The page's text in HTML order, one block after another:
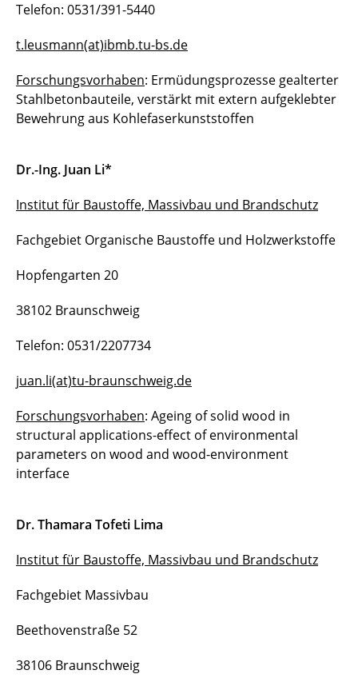
Telefon: 0531/391-5440
t.leusmann(at)ibmb.tu-bs.de
Forschungsvorhaben: Ermüdungsprozesse gealterter
Stahlbetonbauteile, verstärkt mit extern aufgeklebter
Bewehrung aus Kohlefaserkunststoffen
Dr.-Ing. Juan Li*
Institut für Baustoffe, Massivbau und Brandschutz
Fachgebiet Organische Baustoffe und Holzwerkstoffe
Hopfengarten 20
38102 Braunschweig
Telefon: 0531/2207734
juan.li(at)tu-braunschweig.de
Forschungsvorhaben: Ageing of solid wood in
structural applications-effect of environmental
parameters on wood and wood-environment
interface
Dr. Thamara Tofeti Lima
Institut für Baustoffe, Massivbau und Brandschutz
Fachgebiet Massivbau
Beethovenstraße 52
38106 Braunschweig